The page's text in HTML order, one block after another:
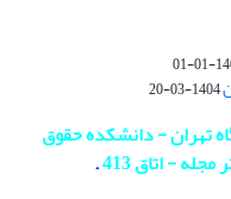
1404-03-20
تهران - دانشکده حقوق
.